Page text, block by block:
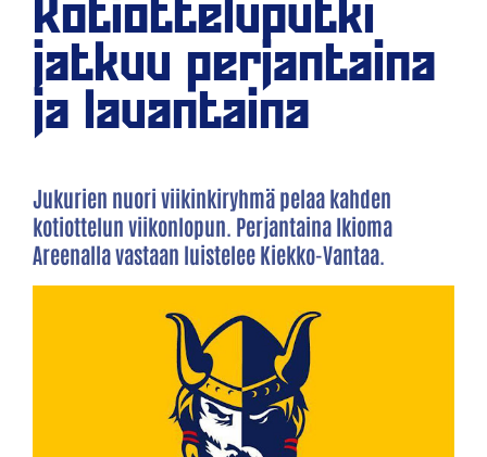
jatkuu perjantaina
ja lauantaina
Jukurien nuori viikinkiryhmä pelaa kahden
kotiottelun viikonlopun. Perjantaina Ikioma
Areenalla vastaan luistelee Kiekko-Vantaa.